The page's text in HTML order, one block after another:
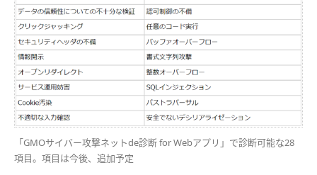
「GMOサイバー攻撃ネットde診断 for Webアプリ」で診断可能な28
項目。項目は今後、追加予定